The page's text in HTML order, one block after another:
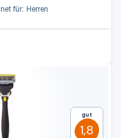
für: Her­ren
Gut
1,8